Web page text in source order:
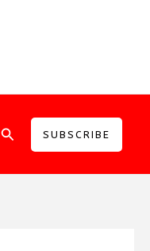
SearchSUBSCRIBE